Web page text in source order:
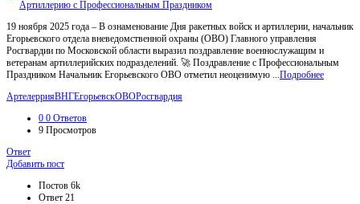
19 ноября 2025 года – В ознаменование Дня ракетных войск и артиллерии, начальник
Егорьевского отдела вневедомственной охраны (ОВО) Главного управления
Росгвардии по Московской области выразил поздравление военнослужащим и
ветеранам артиллерийских подразделений. 🚀 Поздравление с Профессиональным
Праздником Начальник Егорьевского ОВО отметил неоценимую ...Подробнее
АртелеррияВНГЕгорьевскОВОРосгвардия
0 0 Ответов
9 Просмотров
Ответ
Боковая
Добавить пост
Статистика
Постов 6k
Ответ 21